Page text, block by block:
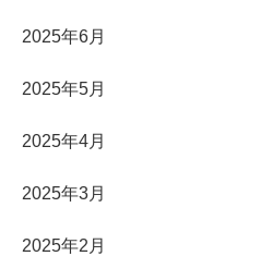
2025年6月
2025年5月
2025年4月
2025年3月
2025年2月